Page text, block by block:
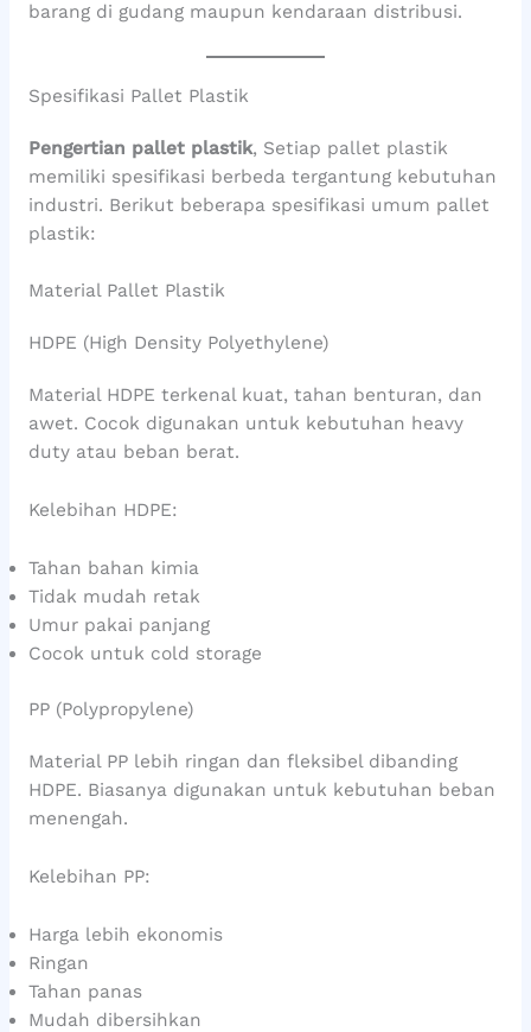
barang di gudang maupun kendaraan distribusi.
Spesifikasi Pallet Plastik
Pengertian pallet plastik, Setiap pallet plastik
memiliki spesifikasi berbeda tergantung kebutuhan
industri. Berikut beberapa spesifikasi umum pallet
plastik:
Material Pallet Plastik
HDPE (High Density Polyethylene)
Material HDPE terkenal kuat, tahan benturan, dan
awet. Cocok digunakan untuk kebutuhan heavy
duty atau beban berat.
Kelebihan HDPE:
Tahan bahan kimia
Tidak mudah retak
Umur pakai panjang
Cocok untuk cold storage
PP (Polypropylene)
Material PP lebih ringan dan fleksibel dibanding
HDPE. Biasanya digunakan untuk kebutuhan beban
menengah.
Kelebihan PP:
Harga lebih ekonomis
Ringan
Tahan panas
Mudah dibersihkan